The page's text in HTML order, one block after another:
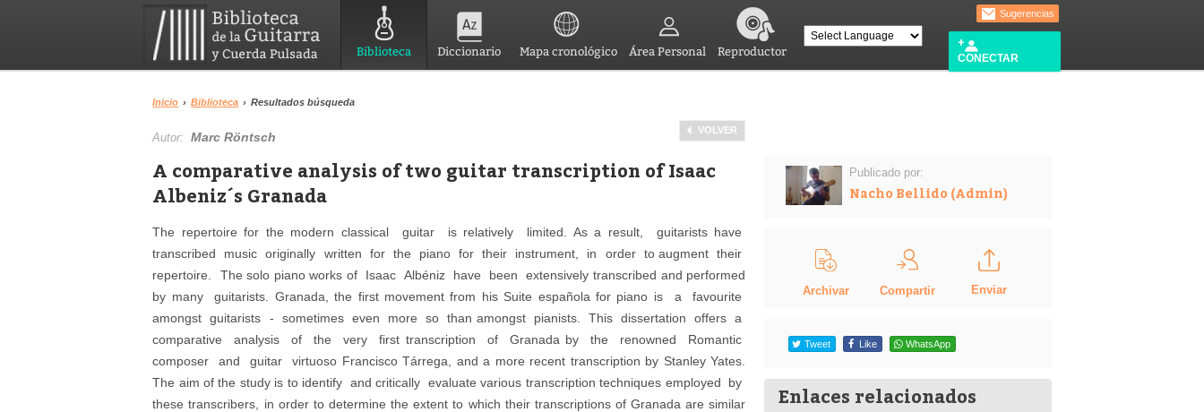
Biblioteca Diccionario Mapa cronológico Área Personal Reproductor
Sugerencias
CONECTAR
Inicio › Biblioteca › Resultados búsqueda
VOLVER
Autor:Marc Röntsch
A comparative analysis of two guitar transcription of Isaac
Albeniz´s Granada
The repertoire for the modern classical guitar is relatively limited. As a result, guitarists have
transcribed music originally written for the piano for their instrument, in order to augment their
repertoire. The solo piano works of Isaac Albéniz have been extensively transcribed and performed
by many guitarists. Granada, the first movement from his Suite española for piano is a favourite
amongst guitarists - sometimes even more so than amongst pianists. This dissertation offers a
comparative analysis of the very first transcription of Granada by the renowned Romantic
composer and guitar virtuoso Francisco Tárrega, and a more recent transcription by Stanley Yates.
The aim of the study is to identify and critically evaluate various transcription techniques employed by
these transcribers, in order to determine the extent to which their transcriptions of Granada are similar
Publicado por:
Nacho Bellido (Admin)
Archivar Compartir Enviar
Tweet Like WhatsApp
Enlaces relacionados